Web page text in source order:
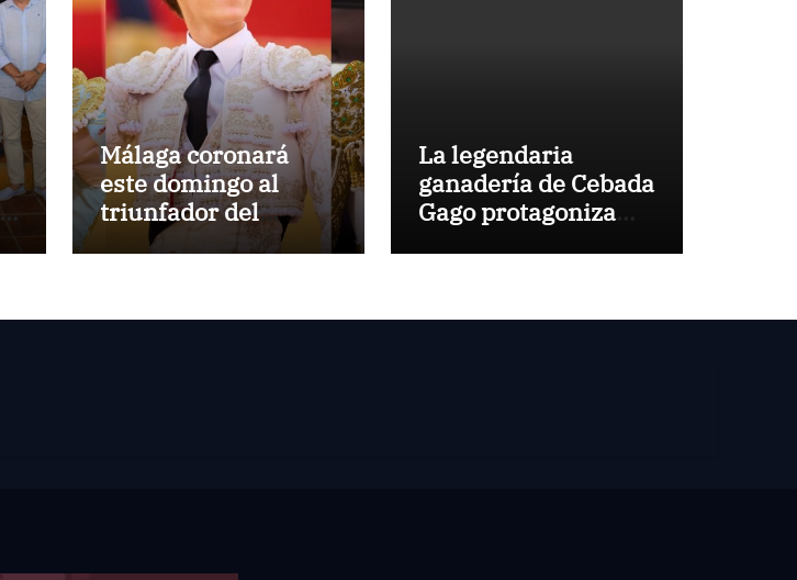
Málaga coronará
este domingo al
triunfador del
Circuito de
La legendaria
ganadería de Cebada
Gago protagoniza